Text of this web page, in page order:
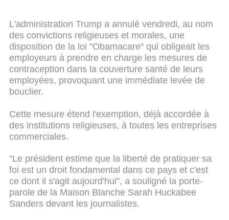
L'administration Trump a annulé vendredi, au nom
des convictions religieuses et morales, une
disposition de la loi "Obamacare" qui obligeait les
employeurs à prendre en charge les mesures de
contraception dans la couverture santé de leurs
employées, provoquant une immédiate levée de
bouclier.
Cette mesure étend l'exemption, déjà accordée à
des institutions religieuses, à toutes les entreprises
commerciales.
"Le président estime que la liberté de pratiquer sa
foi est un droit fondamental dans ce pays et c'est
ce dont il s'agit aujourd'hui", a souligné la porte-
parole de la Maison Blanche Sarah Huckabee
Sanders devant les journalistes.